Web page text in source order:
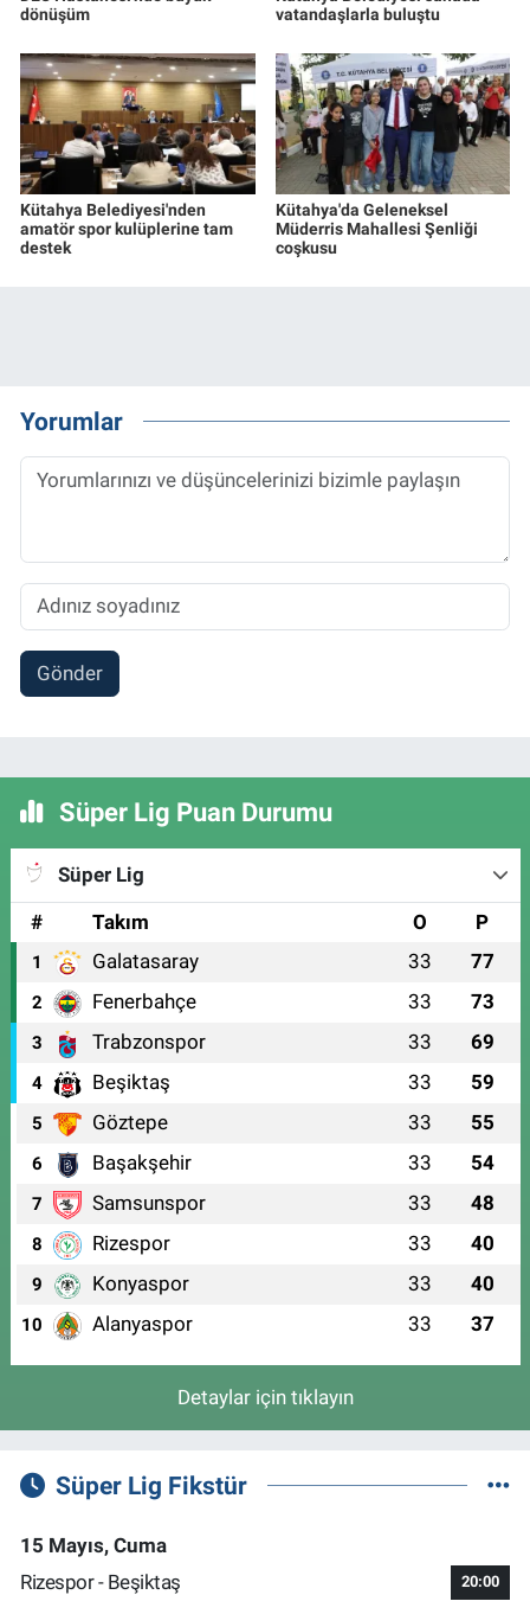
dönüşüm
vatandaşlarla buluştu
Kütahya Belediyesi'nden
amatör spor kulüplerine tam
destek
Kütahya'da Geleneksel
Müderris Mahallesi Şenliği
coşkusu
Yorumlar
Gönder
Süper Lig Puan Durumu
Süper Lig
#
Takım O P
1 Galatasaray 33 77
2 Fenerbahçe 33 73
3 Trabzonspor 33 69
4 Beşiktaş 33 59
5 Göztepe 33 55
6 Başakşehir 33 54
7 Samsunspor 33 48
8 Rizespor 33 40
9 Konyaspor 33 40
10 Alanyaspor 33 37
Detaylar için tıklayın
Süper Lig Fikstür
15 Mayıs, Cuma
Rizespor - Beşiktaş
20:00